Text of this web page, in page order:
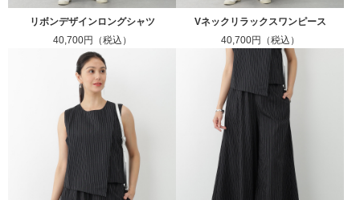
リボンデザインロングシャツ
40,700円（税込）
Vネックリラックスワンピース
40,700円（税込）